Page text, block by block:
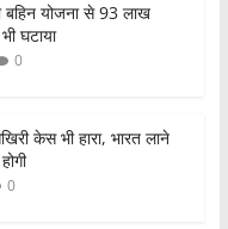
बहिन योजना से 93 लाख
घटाया
0
केस भी हारा, भारत लाने
0